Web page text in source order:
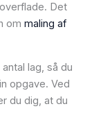
Det
om maling af
lag, så du
opgave. Ved
du dig, at du